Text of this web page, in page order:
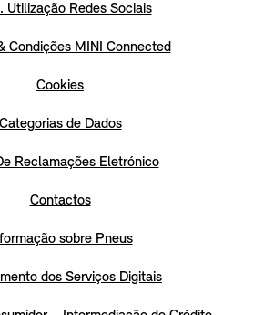
Utilização Redes Sociais
Condições MINI Connected
Cookies
Categorias de Dados
Reclamações Eletrónico
Contactos
sobre Pneus
dos Serviços Digitais